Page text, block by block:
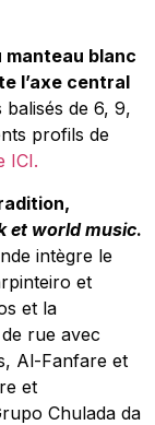
manteau blanc
l’axe central
de 6, 9,
profils de
ICI.
et world music.
intègre le
et
et la
rue avec
Al-Fanfare et
et
Chulada da